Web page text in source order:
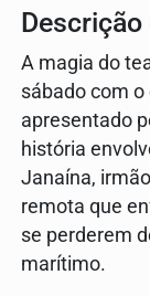
A magia do
sábado com
apresentado
história
Janaína,
remota que
se perderem
marítimo.